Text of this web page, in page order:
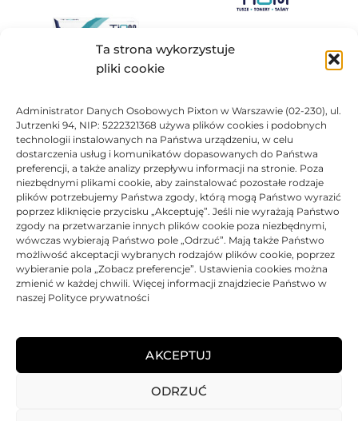
Ta strona wykorzystuje
pliki cookie
Administrator Danych Osobowych Pixton w Warszawie (02-230), ul.
Jutrzenki 94, NIP: 5222321368 używa plików cookies i podobnych
technologii instalowanych na Państwa urządzeniu, w celu
dostarczenia usług i komunikatów dopasowanych do Państwa
preferencji, a także analizy przepływu informacji na stronie. Poza
niezbędnymi plikami cookie, aby zainstalować pozostałe rodzaje
plików potrzebujemy Państwa zgody, którą mogą Państwo wyrazić
poprzez kliknięcie przycisku „Akceptuję”. Jeśli nie wyrażają Państwo
zgody na przetwarzanie innych plików cookie poza niezbędnymi,
wówczas wybierają Państwo pole „Odrzuć”. Mają także Państwo
możliwość akceptacji wybranych rodzajów plików cookie, poprzez
wybieranie pola „Zobacz preferencje”. Ustawienia cookies można
zmienić w każdej chwili. Więcej informacji znajdziecie Państwo w
naszej Polityce prywatności
AKCEPTUJ
ODRZUĆ
92,50
BRAK
Toner JetWorld zamiennik Samsung SCX-4720D5 |
Black
Oceniono 0 na 5
Toner JetWorld Zamiennik 100% Nowy 5000 str.
106,31zł
BRAK